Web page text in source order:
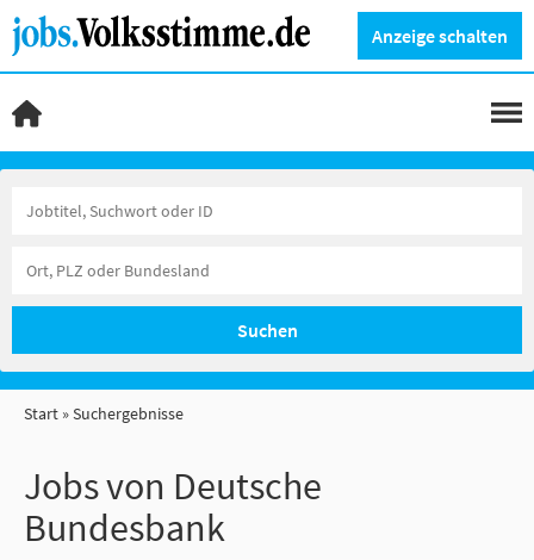
Anzeige schalten
Suchen
Start Suchergebnisse
Jobs von Deutsche
Bundesbank